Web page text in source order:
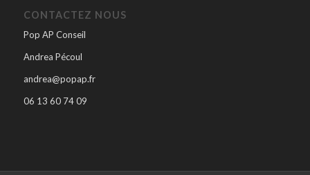
CONTACTEZ NOUS
Pop AP Conseil
Andrea Pécoul
andrea@popap.fr
06 13 60 74 09